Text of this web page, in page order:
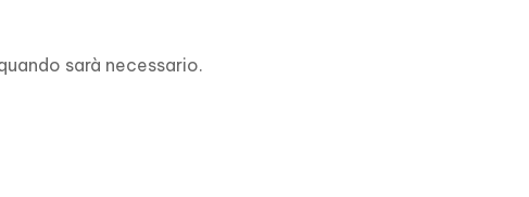
sarà necessario.